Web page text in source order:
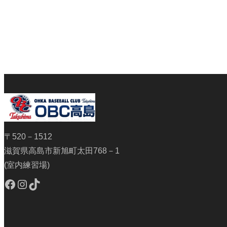
〒520－1512
滋賀県高島市新旭町太田768－1
(室内練習場)
Facebook Instagram TikTok